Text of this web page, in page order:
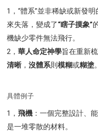
57 腓利門書
63 約翰二書
64 約翰三書
教會
爭戰 信望愛 學習
1，“體系”並非稀缺或新發
來失落，變成了“瞎子摸象”
機缺少零件無法飛行。
2， 華人命定神學旨在重新
清晰 ， 沒體系則 模糊或糊塗。
具體例子
1， 飛機 ：一個完整設計、
是一堆零散的材料。